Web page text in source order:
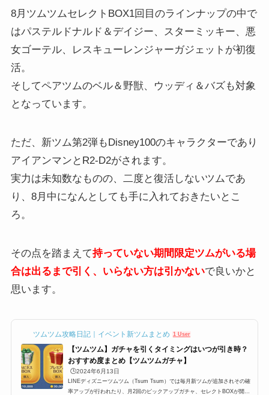
8月ツムツムセレクトBOX1回目のラインナップの中で
はパステルドナルド＆デイジー、スターミッキー、悪
女ゴーテル、レスキューレンジャーガジェットが初復
活。
そしてペアツムのベル＆野獣、ウッディ＆バズも対象
となっています。
ただ、新ツム第2弾もDisney100のキャラクターであり
アイアンマンとR2-D2がされます。
実力は未知数なものの、二度と復活しないツムであ
り、8月中になんとしても手に入れておきたいとこ
ろ。
その点を踏まえて持っていない期間限定ツムがいる場
合は出るまで引く、いらない方は引かないで良いかと
思います。
ツムツム攻略日記｜イベント新ツムまとめ 1 User
【ツムツム】ガチャを引くタイミングはいつが引き時？
おすすめ度まとめ【ツムツムガチャ】
🕒️2024年6月13日
LINEディズニーツムツム（Tsum Tsum）では毎月新ツムが追加されその確
率アップが行われたり、月2回のピックアップガチャ、セレクトBOXが開催